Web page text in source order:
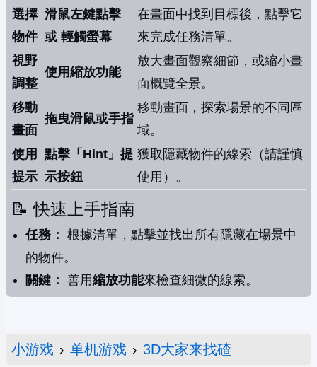
選擇
物件
滑鼠左鍵點擊
或 輕觸螢幕
在畫面中找到目標後，點擊它
來完成任務清單。
視野
調整
使用縮放功能
放大畫面觀察細節，或縮小畫
面概覽全景。
移動
畫面
拖曳滑鼠或手指
移動畫面，探索場景的不同區
域。
使用
提示
點擊「Hint」提
示按鈕
獲取隱藏物件的線索（請謹慎
使用）。
📝 快速上手指南
任務： 根據清單，點擊並找出所有隱藏在場景中
的物件。
關鍵： 善用縮放功能來檢查細微的線索。
小游戏 › 单机游戏 › 3D大家来找碴